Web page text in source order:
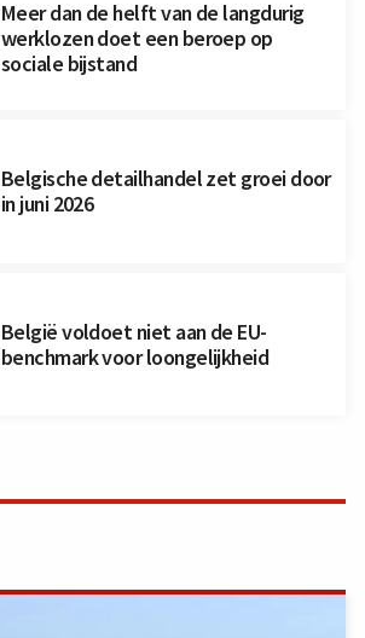
Meer dan de helft van de langdurig
werklozen doet een beroep op
sociale bijstand
Belgische detailhandel zet groei door
in juni 2026
België voldoet niet aan de EU-
benchmark voor loongelijkheid